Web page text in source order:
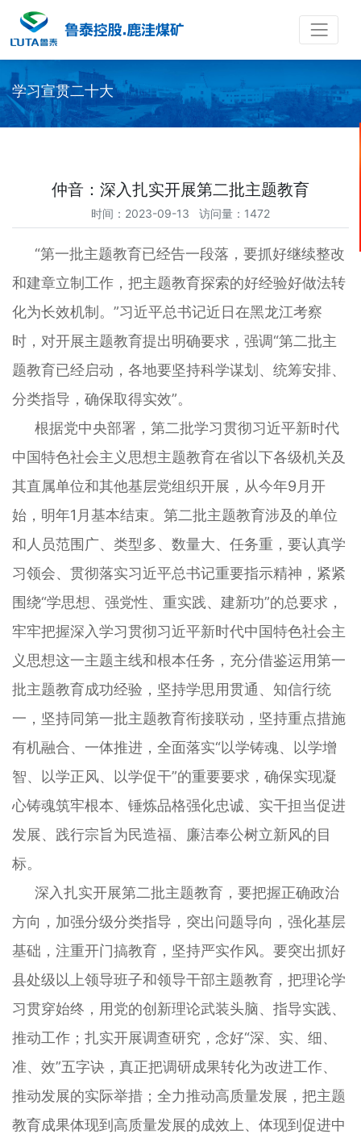
学习宣贯二十大
仲音：深入扎实开展第二批主题教育
时间：2023-09-13 访问量：1472
“第一批主题教育已经告一段落，要抓好继续整改
和建章立制工作，把主题教育探索的好经验好做法转
化为长效机制。”习近平总书记近日在黑龙江考察
时，对开展主题教育提出明确要求，强调“第二批主
题教育已经启动，各地要坚持科学谋划、统筹安排、
分类指导，确保取得实效”。
根据党中央部署，第二批学习贯彻习近平新时代
中国特色社会主义思想主题教育在省以下各级机关及
其直属单位和其他基层党组织开展，从今年9月开
始，明年1月基本结束。第二批主题教育涉及的单位
和人员范围广、类型多、数量大、任务重，要认真学
习领会、贯彻落实习近平总书记重要指示精神，紧紧
围绕“学思想、强党性、重实践、建新功”的总要求，
牢牢把握深入学习贯彻习近平新时代中国特色社会主
义思想这一主题主线和根本任务，充分借鉴运用第一
批主题教育成功经验，坚持学思用贯通、知信行统
一，坚持同第一批主题教育衔接联动，坚持重点措施
有机融合、一体推进，全面落实“以学铸魂、以学增
智、以学正风、以学促干”的重要要求，确保实现凝
心铸魂筑牢根本、锤炼品格强化忠诚、实干担当促进
发展、践行宗旨为民造福、廉洁奉公树立新风的目
标。
深入扎实开展第二批主题教育，要把握正确政治
方向，加强分级分类指导，突出问题导向，强化基层
基础，注重开门搞教育，坚持严实作风。要突出抓好
县处级以上领导班子和领导干部主题教育，把理论学
习贯穿始终，用党的创新理论武装头脑、指导实践、
推动工作；扎实开展调查研究，念好“深、实、细、
准、效”五字诀，真正把调研成果转化为改进工作、
推动发展的实际举措；全力推动高质量发展，把主题
教育成果体现到高质量发展的成效上、体现到促进中